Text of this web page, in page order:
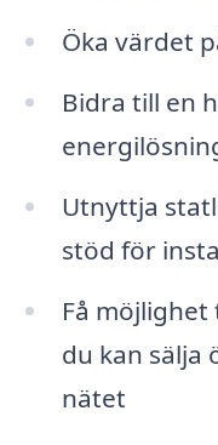
Öka värdet
Bidra till en
Utnyttja
stöd för
Få
du kan sälja
nätet